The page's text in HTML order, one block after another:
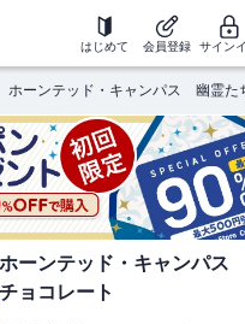
はじめて 会員登録 サイン
ホーンテッド・キャンパス 幽霊た
ホーンテッド・キャンパス
チョコレート